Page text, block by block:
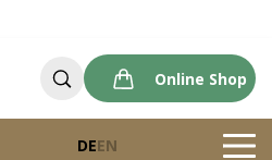
Online Shop
DEEN